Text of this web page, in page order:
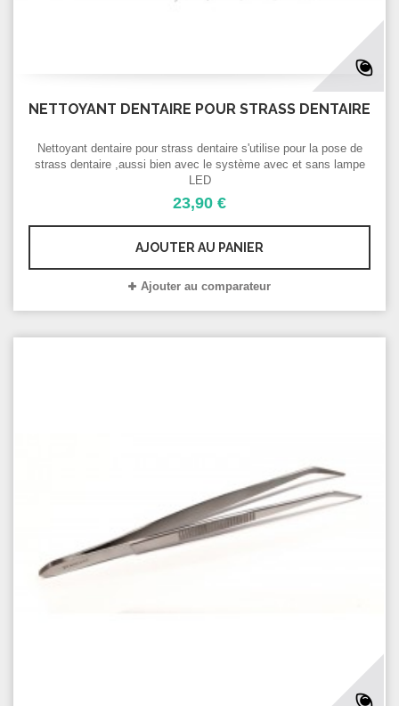
NETTOYANT DENTAIRE POUR STRASS DENTAIRE
Nettoyant dentaire pour strass dentaire s'utilise pour la pose de
strass dentaire ,aussi bien avec le système avec et sans lampe
LED
23,90 €
AJOUTER AU PANIER
Ajouter au comparateur